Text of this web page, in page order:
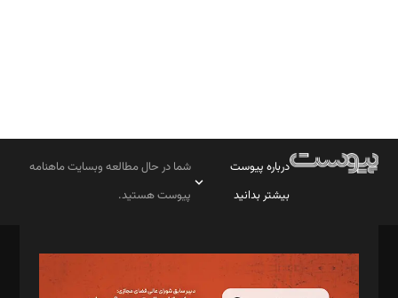
درباره پیوست
بیشتر بدانید
شما در حال مطالعه وبسایت ماهنامه
پیوست هستید.
مدیر مسئول: محمدباقر اثنی‌عشری
سردبیر: مهرک محمودی